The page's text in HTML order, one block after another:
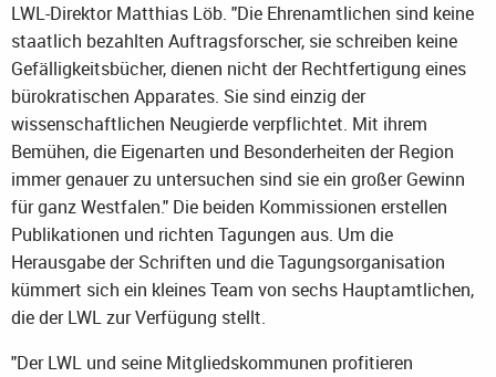
LWL-Direktor Matthias Löb. "Die Ehrenamtlichen sind keine
staatlich bezahlten Auftragsforscher, sie schreiben keine
Gefälligkeitsbücher, dienen nicht der Rechtfertigung eines
bürokratischen Apparates. Sie sind einzig der
wissenschaftlichen Neugierde verpflichtet. Mit ihrem
Bemühen, die Eigenarten und Besonderheiten der Region
immer genauer zu untersuchen sind sie ein großer Gewinn
für ganz Westfalen." Die beiden Kommissionen erstellen
Publikationen und richten Tagungen aus. Um die
Herausgabe der Schriften und die Tagungsorganisation
kümmert sich ein kleines Team von sechs Hauptamtlichen,
die der LWL zur Verfügung stellt.
"Der LWL und seine Mitgliedskommunen profitieren